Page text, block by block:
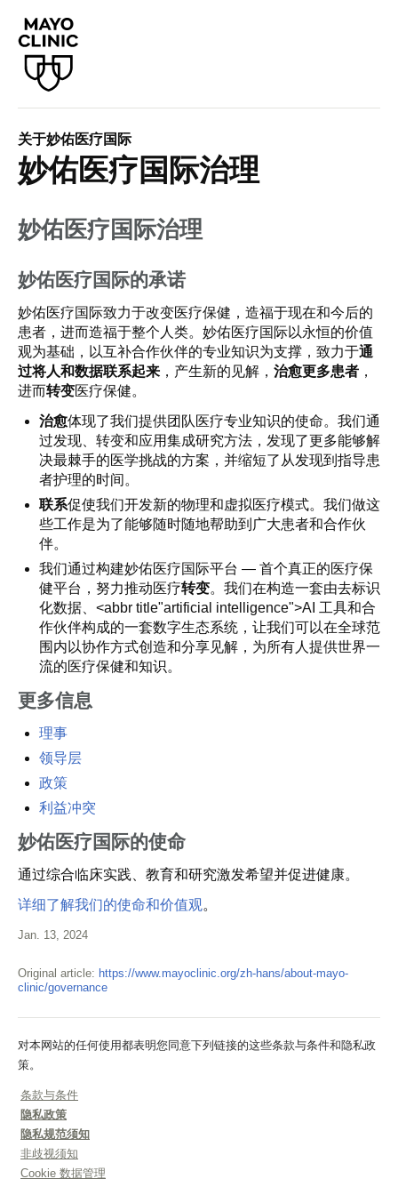
关于妙佑医疗国际
妙佑医疗国际治理
妙佑医疗国际治理
妙佑医疗国际的承诺
妙佑医疗国际致力于改变医疗保健，造福于现在和今后的
患者，进而造福于整个人类。妙佑医疗国际以永恒的价值
观为基础，以互补合作伙伴的专业知识为支撑，致力于通
过将人和数据联系起来 ，产生新的见解， 治愈更多患者 ，
进而转变医疗保健。
治愈体现了我们提供团队医疗专业知识的使命。我们通
过发现、转变和应用集成研究方法，发现了更多能够解
决最棘手的医学挑战的方案，并缩短了从发现到指导患
者护理的时间。
联系促使我们开发新的物理和虚拟医疗模式。我们做这
些工作是为了能够随时随地帮助到广大患者和合作伙
伴。
我们通过构建妙佑医疗国际平台 — 首个真正的医疗保
健平台，努力推动医疗转变。我们在构造一套由去标识
化数据、<abbr title"artificial intelligence">AI 工具和合
作伙伴构成的一套数字生态系统，让我们可以在全球范
围内以协作方式创造和分享见解，为所有人提供世界一
流的医疗保健和知识。
更多信息
理事
领导层
政策
利益冲突
妙佑医疗国际的使命
通过综合临床实践、教育和研究激发希望并促进健康。
详细了解我们的使命和价值观。
Jan. 13, 2024
Original article: https://www.mayoclinic.org/zh-hans/about-mayo-
clinic/governance
对本网站的任何使用都表明您同意下列链接的这些条款与条件和隐私政
策。
条款与条件
隐私政策
隐私规范须知
非歧视须知
Cookie 数据管理